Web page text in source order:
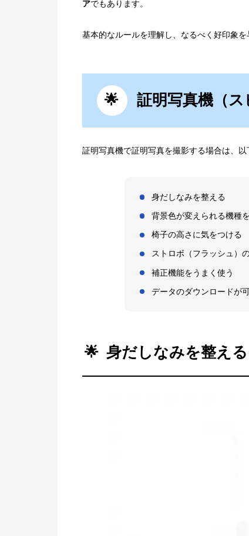
アでもあります。
基本的なルールを理解し、なるべく好印象
証明写真機（
証明写真機で証明写真を撮影する場合は、
身だしなみを整える
背景色が変えられる機種
椅子の高さに気をつける
ストロボ（フラッシュ）
補正機能をうまく使う
データのダウンロードが
身だしなみを整える